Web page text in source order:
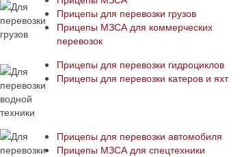
Прицепы для перевозки грузов
Прицепы МЗСА для коммерческих
перевозок
Прицепы для перевозки гидроциклов
Прицепы для перевозки катеров и яхт
Прицепы для перевозки автомобиля
Прицепы МЗСА для спецтехники